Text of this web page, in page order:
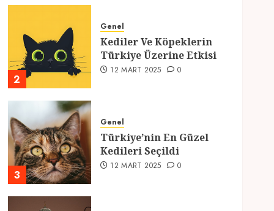
2
Genel
Kediler Ve Köpeklerin
Türkiye Üzerine Etkisi
12 MART 2025 0
3
Genel
Türkiye’nin En Güzel
Kedileri Seçildi
12 MART 2025 0